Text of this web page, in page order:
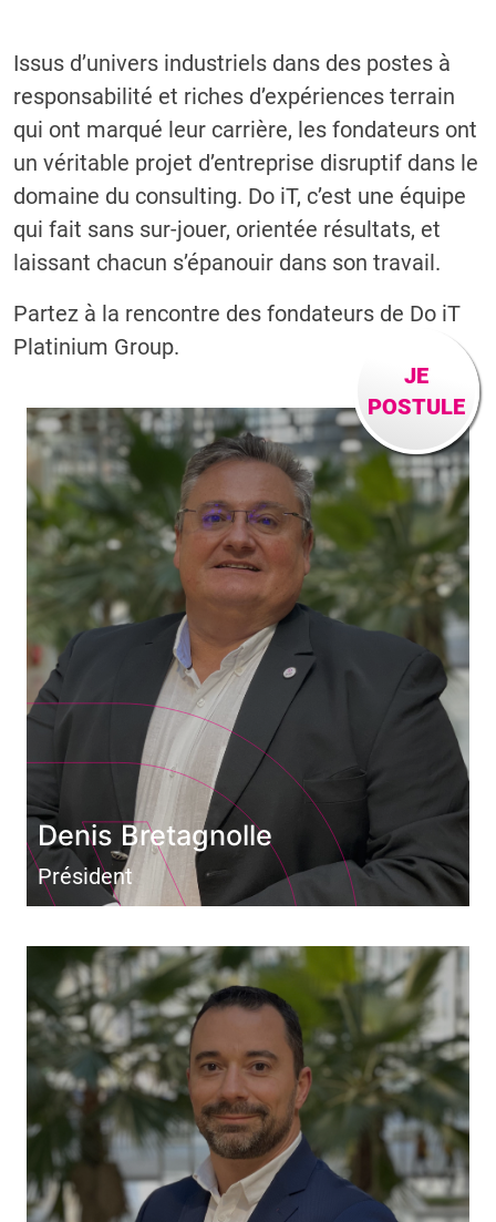
Issus d’univers industriels dans des postes à
responsabilité et riches d’expériences terrain
qui ont marqué leur carrière, les fondateurs ont
un véritable projet d’entreprise disruptif dans le
domaine du consulting. Do iT, c’est une équipe
qui fait sans sur-jouer, orientée résultats, et
laissant chacun s’épanouir dans son travail.
Partez à la rencontre des fondateurs de Do iT
Platinium Group.
Denis Bretagnolle
Président
JE
POSTULE